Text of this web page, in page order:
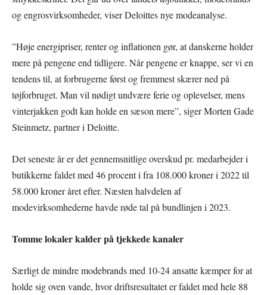
og engrosvirksomheder, viser Deloittes nye modeanalyse.
”Høje energipriser, renter og inflationen gør, at danskerne holder
mere på pengene end tidligere. Når pengene er knappe, ser vi en
tendens til, at forbrugerne først og fremmest skærer ned på
tøjforbruget. Man vil nødigt undvære ferie og oplevelser, mens
vinterjakken godt kan holde en sæson mere”, siger Morten Gade
Steinmetz, partner i Deloitte.
Det seneste år er det gennemsnitlige overskud pr. medarbejder i
butikkerne faldet med 46 procent i fra 108.000 kroner i 2022 til
58.000 kroner året efter. Næsten halvdelen af
modevirksomhederne havde røde tal på bundlinjen i 2023.
Tomme lokaler kalder på tjekkede kanaler
Særligt de mindre modebrands med 10-24 ansatte kæmper for at
holde sig oven vande, hvor driftsresultatet er faldet med hele 88